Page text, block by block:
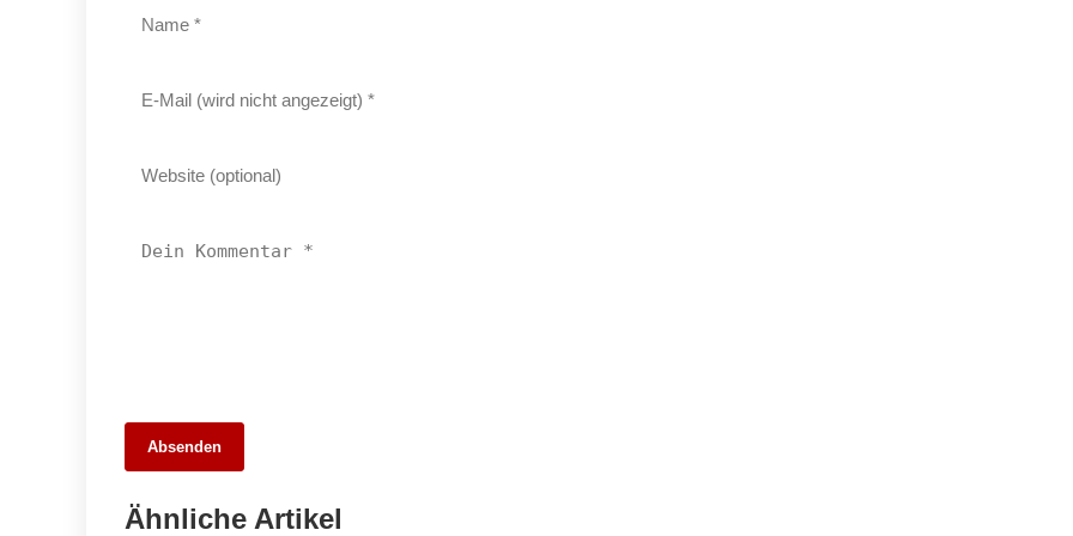
Absenden
Ähnliche Artikel
Die 10 besten Webdesigner und
Agenturen in Stuttgart – Unsere Stadt